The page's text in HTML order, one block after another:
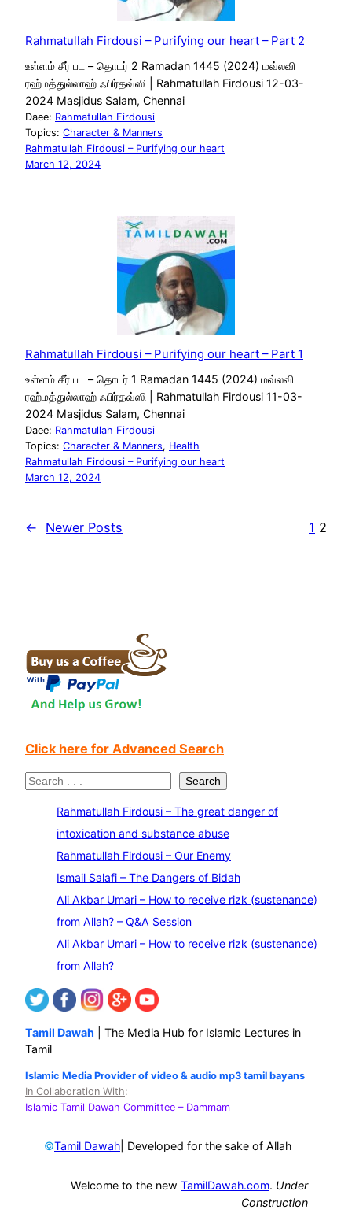
Rahmatullah Firdousi – Purifying our heart – Part 2
உள்ளம் சீர் பட – தொடர் 2 Ramadan 1445 (2024) மவ்லவி
ரஹ்மத்துல்லாஹ் ஃபிர்தவ்ஸி | Rahmatullah Firdousi 12-03-
2024 Masjidus Salam, Chennai
Daee: Rahmatullah Firdousi
Topics: Character & Manners
Rahmatullah Firdousi – Purifying our heart
March 12, 2024
Rahmatullah Firdousi – Purifying our heart – Part 1
உள்ளம் சீர் பட – தொடர் 1 Ramadan 1445 (2024) மவ்லவி
ரஹ்மத்துல்லாஹ் ஃபிர்தவ்ஸி | Rahmatullah Firdousi 11-03-
2024 Masjidus Salam, Chennai
Daee: Rahmatullah Firdousi
Topics: Character & Manners, Health
Rahmatullah Firdousi – Purifying our heart
March 12, 2024
← Newer Posts 1 2
Click here for Advanced Search
S
Search
Rahmatullah Firdousi – The great danger of
intoxication and substance abuse
Rahmatullah Firdousi – Our Enemy
Ismail Salafi – The Dangers of Bidah
Ali Akbar Umari – How to receive rizk (sustenance)
from Allah? – Q&A Session
Ali Akbar Umari – How to receive rizk (sustenance)
from Allah?
Tamil Dawah | The Media Hub for Islamic Lectures in
Tamil
Islamic Media Provider of video & audio mp3 tamil bayans
In Collaboration With:
Islamic Tamil Dawah Committee – Dammam
©Tamil Dawah | Developed for the sake of Allah
Welcome to the new TamilDawah.com. Under
Construction